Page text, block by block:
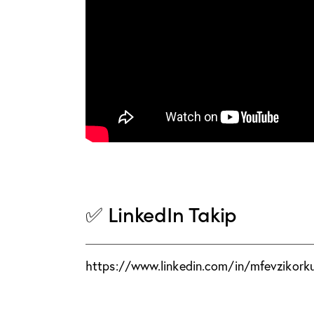
✅ LinkedIn Takip
https://www.linkedin.com/in/